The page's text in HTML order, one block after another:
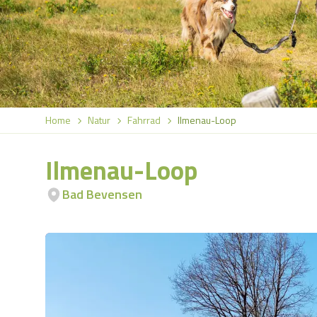
Home Natur Fahrrad Ilmenau-Loop
Ilmenau-Loop
Bad Bevensen